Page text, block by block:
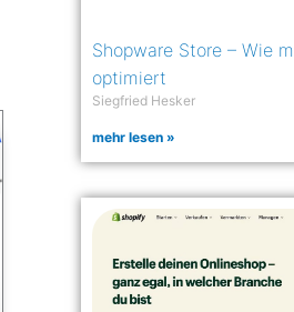
Shopware Store – Wie
optimiert
Siegfried Hesker
mehr lesen »